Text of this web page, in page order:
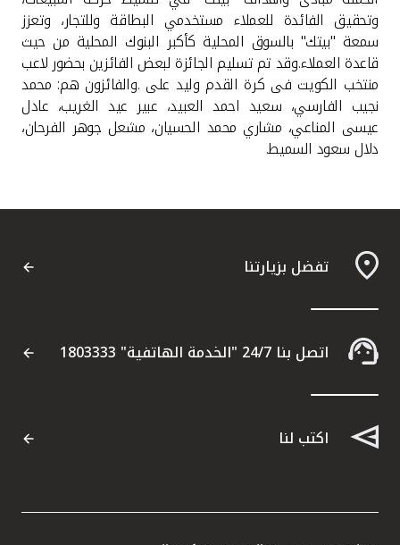
وتحقيق الفائدة للعملاء مستخدمي البطاقة وللتجار، وتعزز
سمعة "بيتك" بالسوق المحلية كأكبر البنوك المحلية من حيث
قاعدة العملاء.وقد تم تسليم الجائزة لبعض الفائزين بحضور لاعب
منتخب الكويت فى كرة القدم وليد على .والفائزون هم: محمد
نجيب الفارسي، سعيد احمد العبيد، عبير عيد الغريب، عادل
عيسى المناعي، مشاري محمد الحسيان، مشعل جوهر الفرحان،
دلال سعود السميط.
تفضل بزيارتنا
اتصل بنا 24/7 "الخدمة الهاتفية" 1803333
اكتب لنا